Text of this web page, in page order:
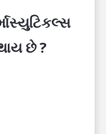
છે ?